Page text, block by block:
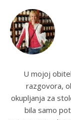
U mojoj
razgovora,
okupljanja za
bila samo